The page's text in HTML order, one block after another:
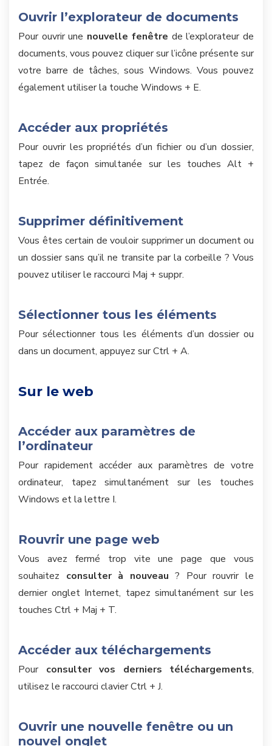
Ouvrir l’explorateur de documents
Pour ouvrir une nouvelle fenêtre de l’explorateur de
documents, vous pouvez cliquer sur l’icône présente sur
votre barre de tâches, sous Windows. Vous pouvez
également utiliser la touche Windows + E.
Accéder aux propriétés
Pour ouvrir les propriétés d’un fichier ou d’un dossier,
tapez de façon simultanée sur les touches Alt +
Entrée.
Supprimer définitivement
Vous êtes certain de vouloir supprimer un document ou
un dossier sans qu’il ne transite par la corbeille ? Vous
pouvez utiliser le raccourci Maj + suppr.
Sélectionner tous les éléments
Pour sélectionner tous les éléments d’un dossier ou
dans un document, appuyez sur Ctrl + A.
Sur le web
Accéder aux paramètres de
l’ordinateur
Pour rapidement accéder aux paramètres de votre
ordinateur, tapez simultanément sur les touches
Windows et la lettre I.
Rouvrir une page web
Vous avez fermé trop vite une page que vous
souhaitez consulter à nouveau ? Pour rouvrir le
dernier onglet Internet, tapez simultanément sur les
touches Ctrl + Maj + T.
Accéder aux téléchargements
Pour consulter vos derniers téléchargements,
utilisez le raccourci clavier Ctrl + J.
Ouvrir une nouvelle fenêtre ou un
nouvel onglet